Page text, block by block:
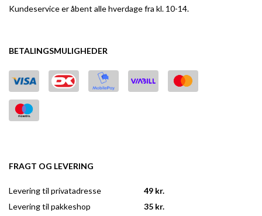
Kundeservice er åbent alle hverdage fra kl. 10-14.
BETALINGSMULIGHEDER
FRAGT OG LEVERING
Levering til privatadresse
Levering til pakkeshop
49 kr.
35 kr.